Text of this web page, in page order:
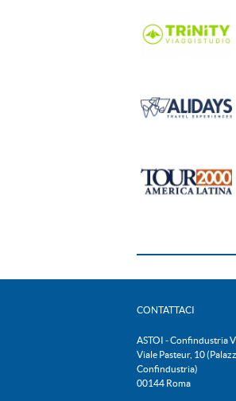
CONTATTACI
ASTOI - Confindustria
Viale Pasteur, 10
Confindustria)
00144 Roma